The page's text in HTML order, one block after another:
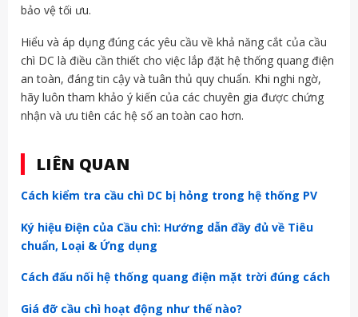
bảo vệ tối ưu.
Hiểu và áp dụng đúng các yêu cầu về khả năng cắt của cầu
chì DC là điều cần thiết cho việc lắp đặt hệ thống quang điện
an toàn, đáng tin cậy và tuân thủ quy chuẩn. Khi nghi ngờ,
hãy luôn tham khảo ý kiến của các chuyên gia được chứng
nhận và ưu tiên các hệ số an toàn cao hơn.
LIÊN QUAN
Cách kiểm tra cầu chì DC bị hỏng trong hệ thống PV
Ký hiệu Điện của Cầu chì: Hướng dẫn đầy đủ về Tiêu
chuẩn, Loại & Ứng dụng
Cách đấu nối hệ thống quang điện mặt trời đúng cách
Giá đỡ cầu chì hoạt động như thế nào?